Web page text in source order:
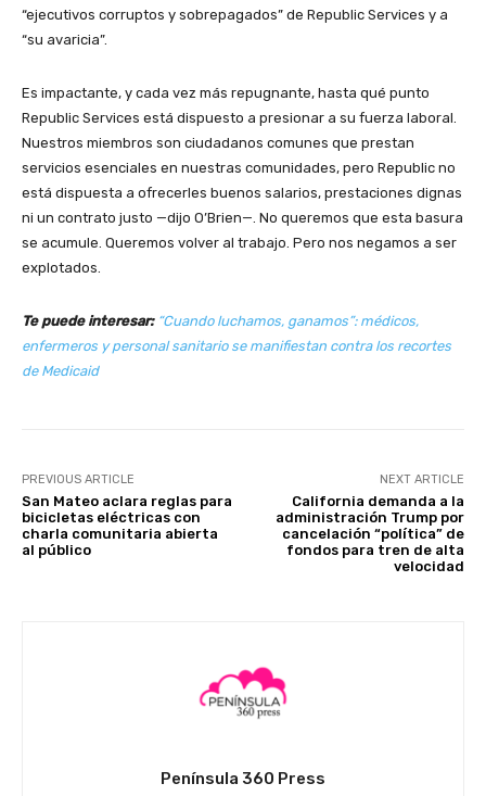
“ejecutivos corruptos y sobrepagados” de Republic Services y a
“su avaricia”.
Es impactante, y cada vez más repugnante, hasta qué punto
Republic Services está dispuesto a presionar a su fuerza laboral.
Nuestros miembros son ciudadanos comunes que prestan
servicios esenciales en nuestras comunidades, pero Republic no
está dispuesta a ofrecerles buenos salarios, prestaciones dignas
ni un contrato justo —dijo O’Brien—. No queremos que esta basura
se acumule. Queremos volver al trabajo. Pero nos negamos a ser
explotados.
Te puede interesar: “Cuando luchamos, ganamos”: médicos,
enfermeros y personal sanitario se manifiestan contra los recortes
de Medicaid
PREVIOUS ARTICLE
San Mateo aclara reglas para
bicicletas eléctricas con
charla comunitaria abierta
al público
NEXT ARTICLE
California demanda a la
administración Trump por
cancelación “política” de
fondos para tren de alta
velocidad
Península 360 Press